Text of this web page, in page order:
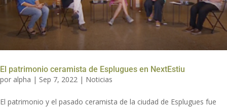
El patrimonio ceramista de Esplugues en NextEstiu
por alpha | Sep 7, 2022 | Noticias
El patrimonio y el pasado ceramista de la ciudad de Esplugues fue